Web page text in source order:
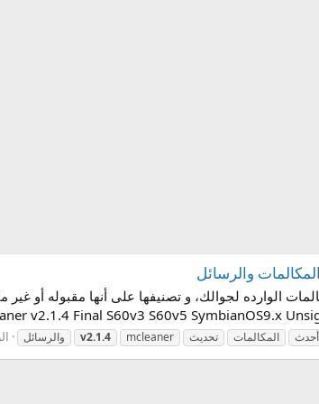
الوارده لجوالك، و تصنيفها على أنها مقبوله أو
أحدث المكالمات تحديث mcleaner
v2.1.4 والرسائل